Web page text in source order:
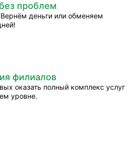
проблем
деньги или обменяем
филиалов
оказать полный комплекс услуг
уровне.